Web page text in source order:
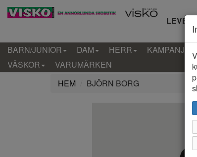
BARN/JUNIOR DAM HERR KAMPANJ
VÄSKOR
VARUMÄRKEN
HEM
BJÖRN BORG